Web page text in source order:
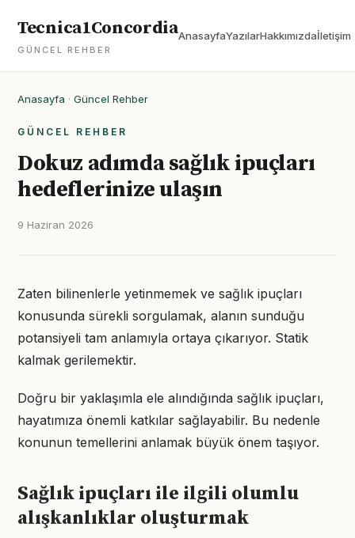
Tecnica1Concordia
GÜNCEL REHBER
AnasayfaYazılarHakkımızdaİletişim
Anasayfa · Güncel Rehber
GÜNCEL REHBER
Dokuz adımda sağlık ipuçları
hedeflerinize ulaşın
9 Haziran 2026
Zaten bilinenlerle yetinmemek ve sağlık ipuçları
konusunda sürekli sorgulamak, alanın sunduğu
potansiyeli tam anlamıyla ortaya çıkarıyor. Statik
kalmak gerilemektir.
Doğru bir yaklaşımla ele alındığında sağlık ipuçları,
hayatımıza önemli katkılar sağlayabilir. Bu nedenle
konunun temellerini anlamak büyük önem taşıyor.
Sağlık ipuçları ile ilgili olumlu
alışkanlıklar oluşturmak